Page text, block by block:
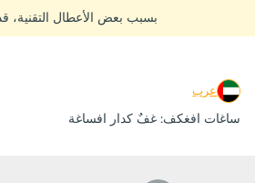
بسبب بعض الأعطال التقنية،
عرب
ساغات افغكف: غفٌ كدار افساغة